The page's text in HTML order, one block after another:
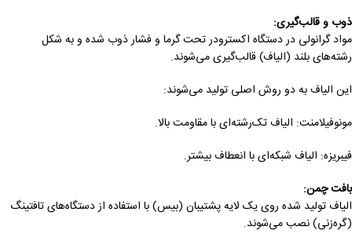
ذوب و قالب‌گیری:
مواد گرانولی در دستگاه اکسترودر تحت گرما و فشار ذوب شده و به شکل
رشته‌های بلند (الیاف) قالب‌گیری می‌شوند.
این الیاف به دو روش اصلی تولید می‌شوند:
مونوفیلامنت: الیاف تک‌رشته‌ای با مقاومت بالا.
فیبریزه: الیاف شبکه‌ای با انعطاف بیشتر.
بافت چمن:
الیاف تولید شده روی یک لایه پشتیبان (بیس) با استفاده از دستگاه‌های تافتینگ
(گره‌زنی) نصب می‌شوند.